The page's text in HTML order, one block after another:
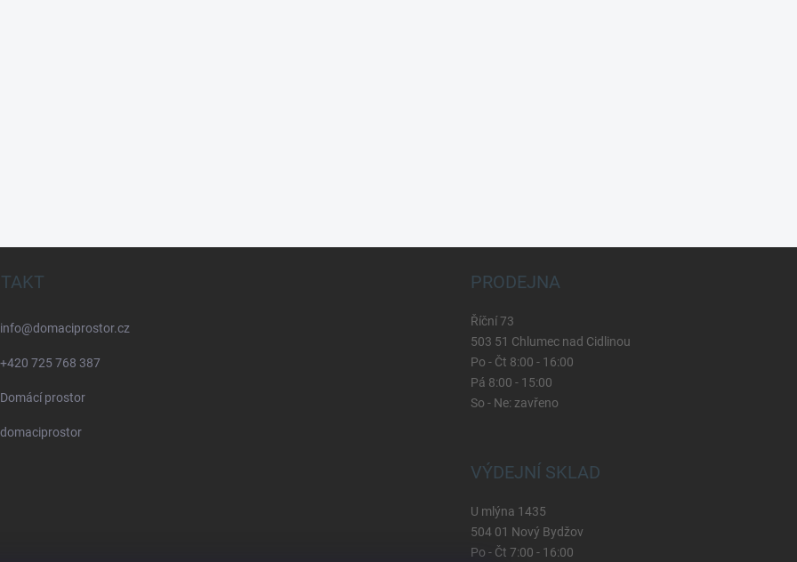
info@domaciprostor.cz
+420 725 768 387
Domácí prostor
domaciprostor
PRODEJNA
Říční 73
503 51 Chlumec nad Cidlinou
Po - Čt 8:00 - 16:00
Pá 8:00 - 15:00
So - Ne: zavřeno
VÝDEJNÍ SKLAD
U mlýna 1435
504 01 Nový Bydžov
Po - Čt 7:00 - 16:00